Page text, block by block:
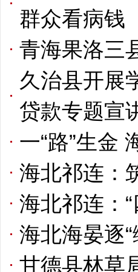
群众看病钱
青海果洛三
久治县开展
贷款专题宣
一“路”生金
海北祁连：
海北祁连：
海北海晏逐
甘德县林草